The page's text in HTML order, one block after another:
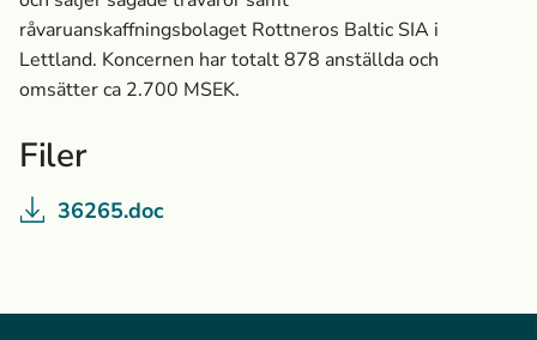
råvaruanskaffningsbolaget Rottneros Baltic SIA i
Lettland. Koncernen har totalt 878 anställda och
omsätter ca 2.700 MSEK.
Filer
36265.doc